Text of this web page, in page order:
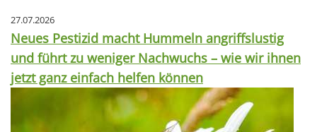
27.07.2026
Neues Pestizid macht Hummeln angriffslustig
und führt zu weniger Nachwuchs – wie wir ihnen
jetzt ganz einfach helfen können